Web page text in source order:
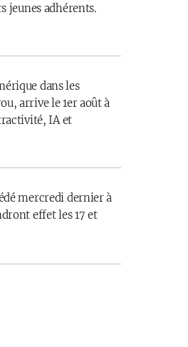
jeunes adhérents.
dans les
arrive le 1er août à
IA et
mercredi dernier à
effet les 17 et